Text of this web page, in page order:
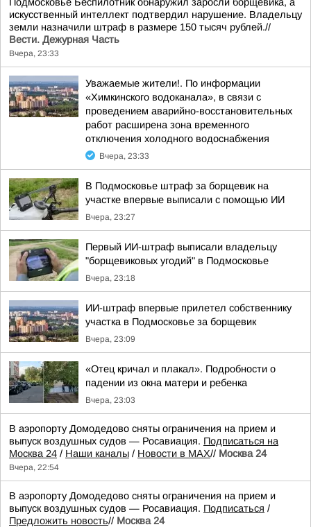
искусственный интеллект подтвердил нарушение. Владельцу
земли назначили штраф в размере 150 тысяч рублей.//
Вести. Дежурная Часть
Вчера, 23:33
Уважаемые жители!. По информации
«Химкинского водоканала», в связи с
проведением аварийно-восстановительных
работ расширена зона временного
отключения холодного водоснабжения
Вчера, 23:33
В Подмосковье штраф за борщевик на
участке впервые выписали с помощью ИИ
Вчера, 23:27
Первый ИИ-штраф выписали владельцу
"борщевиковых угодий" в Подмосковье
Вчера, 23:18
ИИ-штраф впервые прилетел собственнику
участка в Подмосковье за борщевик
Вчера, 23:09
«Отец кричал и плакал». Подробности о
падении из окна матери и ребенка
Вчера, 23:03
В аэропорту Домодедово сняты ограничения на прием и
выпуск воздушных судов — Росавиация. Подписаться на
Москва 24 / Наши каналы / Новости в MAX// Москва 24
Вчера, 22:54
В аэропорту Домодедово сняты ограничения на прием и
выпуск воздушных судов — Росавиация. Подписаться /
Предложить новость// Москва 24